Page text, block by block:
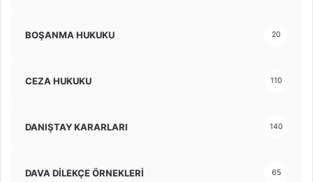
BOŞANMA HUKUKU 20
CEZA HUKUKU 110
DANIŞTAY KARARLARI 140
DAVA DİLEKÇE ÖRNEKLERİ 65